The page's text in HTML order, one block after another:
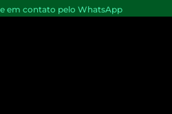
em contato pelo WhatsApp